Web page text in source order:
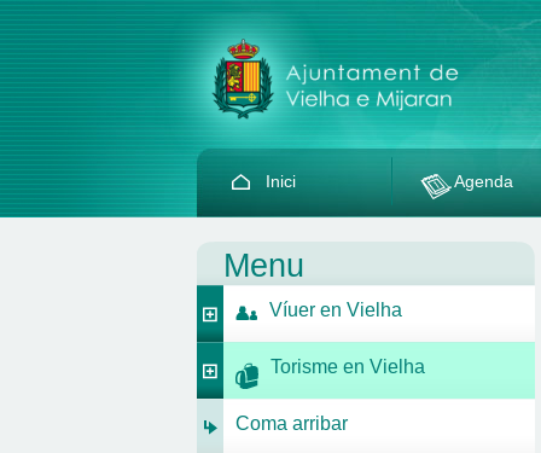
Inici Agenda
Menu
Víuer en Vielha
Torisme en Vielha
Coma arribar